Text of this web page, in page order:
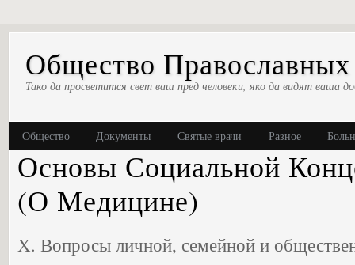
Общество
Тако да просветится свет ваш пред человеки, яко да видят
Общество Документы Святые врачи Разное
Основы Социальной
(о Медицине)
Х. Вопросы личной, семейной и